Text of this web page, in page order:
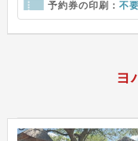
予約券の印刷： 不要
ヨ